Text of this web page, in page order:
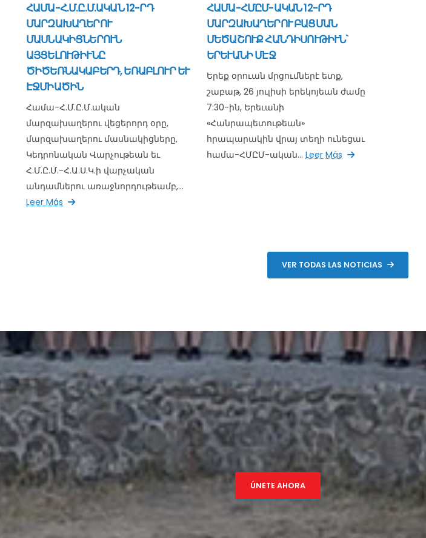
ՀԱՄԱ-Հ.Մ.Ը.Մ.ԱԿԱՆ 12-ՐԴ
ՄԱՐԶԱԽԱՂԵՐՈՒ
ՄԱՍՆԱԿԻՑՆԵՐՈՒՆ
ԱՅՑԵԼՈՒԹԻՒՆԸ
ԾԻԾԵՌՆԱԿԱԲԵՐԴ, ԵՌԱԲԼՈՒՐ ԵՒ
ԷՋՄԻԱԾԻՆ
Համա-Հ.Մ.Ը.Մ.ական
մարզախաղերու վեցերորդ օրը,
մարզախաղերու մասնակիցները,
Կեդրոնական Վարչութեան եւ
Հ.Մ.Ը.Մ.-Հ.Ա.Ս.Կ.ի վարչական
անդամներու առաջնորդութեամբ,...
Leer Más
ՀԱՄԱ-ՀՄԸՄ-ԱԿԱՆ 12-ՐԴ
ՄԱՐԶԱԽԱՂԵՐՈՒ ԲԱՑՄԱՆ
ՄԵԾԱՇՈՒՔ ՀԱՆԴԻՍՈՒԹԻՒՆ`
ԵՐԵՒԱՆԻ ՄԷՋ
Երեք օրուան մրցումներէ ետք,
շաբաթ, 26 յուլիսի երեկոյեան ժամը
7:30-ին, Երեւանի
«Հանրապետութեան»
հրապարակին վրայ տեղի ունեցաւ
համա-ՀՄԸՄ-ական... Leer Más
VER TODAS LAS NOTICIAS
ÚNETE AHORA